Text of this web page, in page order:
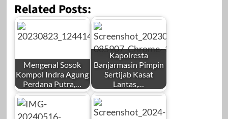
Related Posts:
Mengenal Sosok
Kompol Indra Agung
Perdana Putra,…
Kapolresta
Banjarmasin Pimpin
Sertijab Kasat
Lantas,…